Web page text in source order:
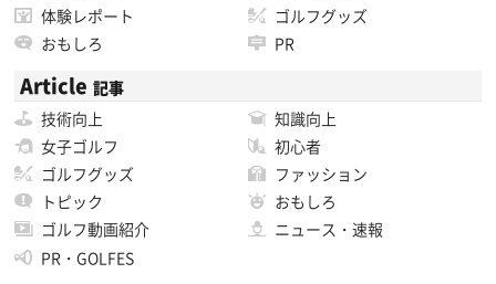
体験レポート
ゴルフグッズ
おもしろ
PR
Article 記事
技術向上
知識向上
女子ゴルフ
初心者
ゴルフグッズ
ファッション
トピック
おもしろ
ゴルフ動画紹介
ニュース・速報
PR・GOLFES